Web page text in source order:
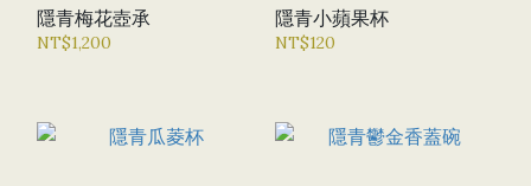
隱青梅花壺承
NT$1,200
隱青小蘋果杯
NT$120